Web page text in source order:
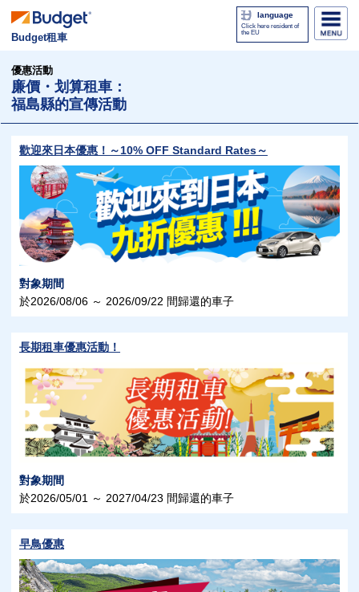
Budget租車
language
Click here resident of
the EU
優惠活動
廉價・划算租車：
福島縣的宣傳活動
歡迎來日本優惠！～10% OFF Standard Rates～
對象期間
於2026/08/06 ～ 2026/09/22 間歸還的車子
長期租車優惠活動！
對象期間
於2026/05/01 ～ 2027/04/23 間歸還的車子
早鳥優惠